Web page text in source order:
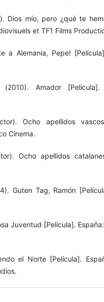
Dios mío, pero ¿qué te
et TF1 Films
a Alemania, Pepe!
Amador [Película].
Ocho apellidos
Cinema.
Ocho apellidos
Guten Tag, Ramón
Juventud [Película].
el Norte [Película].